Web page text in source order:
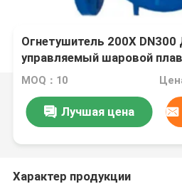
Огнетушитель 200X
управляемый шаровой
Гидравлический клапан
MOQ：10
Лучшая цена
Характер продукции